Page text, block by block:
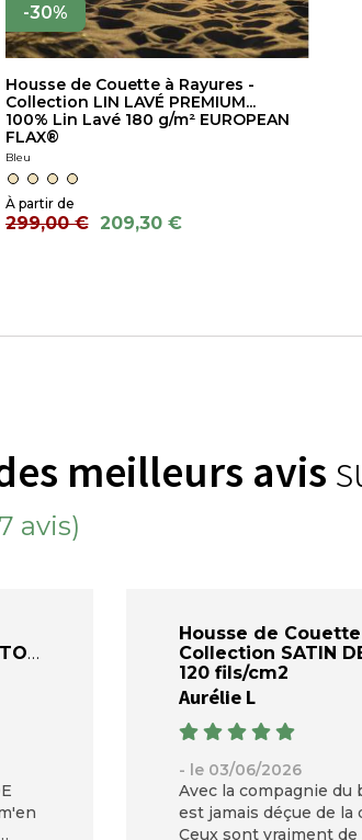
-30%
Housse de Couette à Rayures -
Collection LIN LAVÉ PREMIUM...
100% Lin Lavé 180 g/m² EUROPEAN
FLAX®
Bleu
299,00 € 209,30 €
meilleurs avis
avis)
Housse de
Collection SATIN
120 fils/cm2
Aurélie L
- le 03/06/2026
Avec la compagnie du
est jamais déçue de la
Ceux sont vraiment de